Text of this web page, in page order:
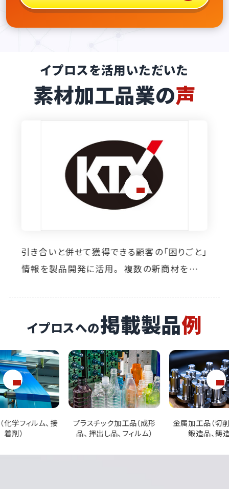
イプロスを活用いただいた
素材加工品業の声
『育成機能』を使ったナーチャリングで少数精鋭
部署の営業効率がUP。 イプロス経由の売り上
イプロスへの掲載製品例
ク加工品（成形
品、フィルム）
金属加工品（切削加工品、
鍛造品、鋳造品）
繊維加工品（不織
ター、テキス